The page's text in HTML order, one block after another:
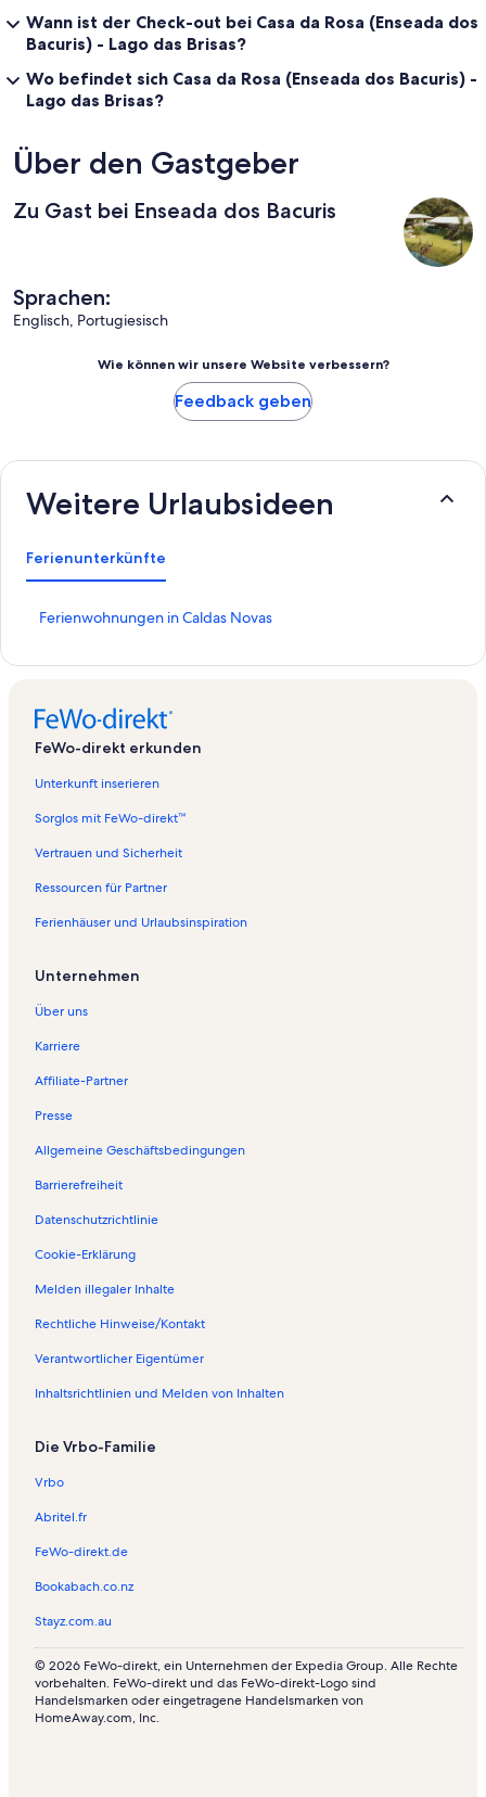
Wann ist der Check-out bei Casa da Rosa (Enseada dos
Bacuris) - Lago das Brisas?
Wo befindet sich Casa da Rosa (Enseada dos Bacuris) -
Lago das Brisas?
Über den Gastgeber
Zu Gast bei Enseada dos Bacuris
Sprachen:
Englisch, Portugiesisch
Wie können wir unsere Website verbessern?
Feedback geben
Weitere Urlaubsideen
Ferienunterkünfte
Ferienwohnungen in Caldas Novas
L
d
r
i
e
o
g
n
e
S
e
t
ö
n
t
F
r
e
n
o
n
n
g
e
i
C
l
d
a
N
o
v
FeWo-direkt erkunden
Unterkunft inserieren
Sorglos mit FeWo-direkt™
Vertrauen und Sicherheit
Ressourcen für Partner
Ferienhäuser und Urlaubsinspiration
Unternehmen
Über uns
Karriere
Affiliate-Partner
Presse
Allgemeine Geschäftsbedingungen
Barrierefreiheit
Datenschutzrichtlinie
Cookie-Erklärung
Melden illegaler Inhalte
Rechtliche Hinweise/Kontakt
Verantwortlicher Eigentümer
Inhaltsrichtlinien und Melden von Inhalten
Die Vrbo-Familie
Vrbo
Abritel.fr
FeWo-direkt.de
Bookabach.co.nz
Stayz.com.au
© 2026 FeWo-direkt, ein Unternehmen der Expedia Group. Alle Rechte
vorbehalten. FeWo-direkt und das FeWo-direkt-Logo sind
Handelsmarken oder eingetragene Handelsmarken von
HomeAway.com, Inc.